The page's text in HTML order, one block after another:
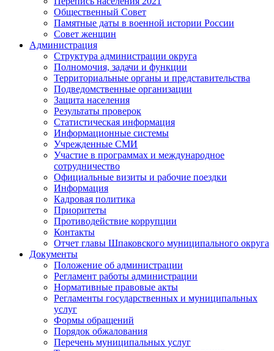
Общественный Совет
Памятные даты в военной истории России
Совет женщин
Администрация
Структура администрации округа
Полномочия, задачи и функции
Территориальные органы и представительства
Подведомственные организации
Защита населения
Результаты проверок
Статистическая информация
Информационные системы
Учрежденные СМИ
Участие в программах и международное
сотрудничество
Официальные визиты и рабочие поездки
Информация
Кадровая политика
Приоритеты
Противодействие коррупции
Контакты
Отчет главы Шпаковского муниципального округа
Документы
Положение об администрации
Регламент работы администрации
Нормативные правовые акты
Регламенты государственных и муниципальных
услуг
Формы обращений
Порядок обжалования
Перечень муниципальных услуг